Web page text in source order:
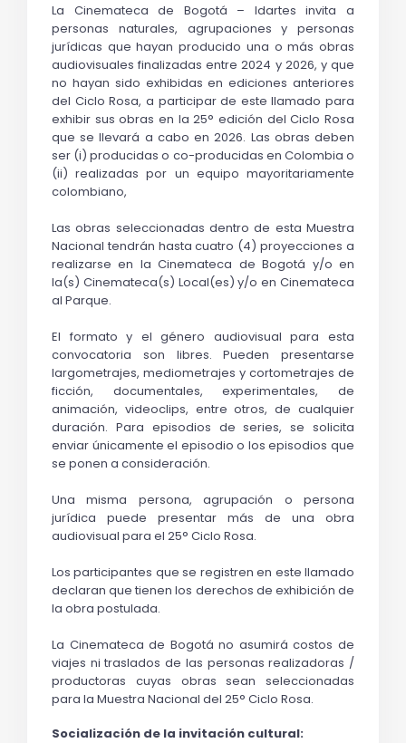
La Cinemateca de Bogotá – Idartes invita a
personas naturales, agrupaciones y personas
jurídicas que hayan producido una o más obras
audiovisuales finalizadas entre 2024 y 2026, y que
no hayan sido exhibidas en ediciones anteriores
del Ciclo Rosa, a participar de este llamado para
exhibir sus obras en la 25° edición del Ciclo Rosa
que se llevará a cabo en 2026. Las obras deben
ser (i) producidas o co-producidas en Colombia o
(ii) realizadas por un equipo mayoritariamente
colombiano,
Las obras seleccionadas dentro de esta Muestra
Nacional tendrán hasta cuatro (4) proyecciones a
realizarse en la Cinemateca de Bogotá y/o en
la(s) Cinemateca(s) Local(es) y/o en Cinemateca
al Parque.
El formato y el género audiovisual para esta
convocatoria son libres. Pueden presentarse
largometrajes, mediometrajes y cortometrajes de
ficción, documentales, experimentales, de
animación, videoclips, entre otros, de cualquier
duración. Para episodios de series, se solicita
enviar únicamente el episodio o los episodios que
se ponen a consideración.
Una misma persona, agrupación o persona
jurídica puede presentar más de una obra
audiovisual para el 25° Ciclo Rosa.
Los participantes que se registren en este llamado
declaran que tienen los derechos de exhibición de
la obra postulada.
La Cinemateca de Bogotá no asumirá costos de
viajes ni traslados de las personas realizadoras /
productoras cuyas obras sean seleccionadas
para la Muestra Nacional del 25° Ciclo Rosa.
Socialización de la invitación cultural: